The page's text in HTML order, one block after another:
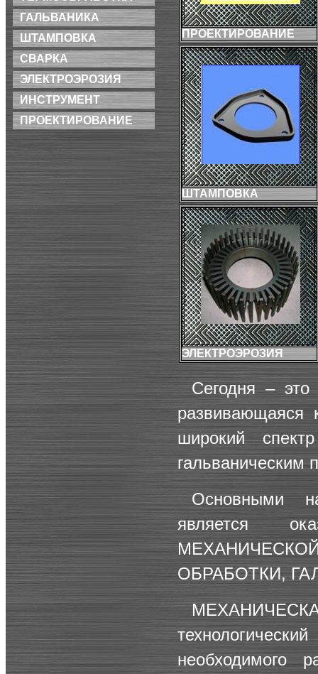
ГАЛЬВАНИКА
ШТАМПОВКА
СВАРКА
ЭЛЕКТРОЭРОЗИЯ
ИНСТРУМЕНТ
ПРОЕКТИРОВАНИЕ
ПРОЕКТИРОВАНИЕ
ШТАМПОВКА
ЭЛЕКТРОЭРОЗИЯ
Сегодня – это
развивающаяся
широкий
гальваническим
Основными
является
ОБРАБОТКИ,